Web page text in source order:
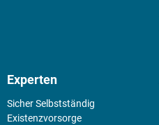
Experten
Sicher Selbstständig
Existenz­vorsorge